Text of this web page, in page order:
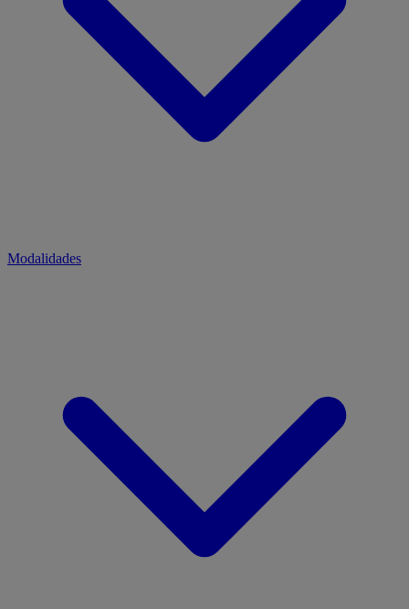
Modalidades